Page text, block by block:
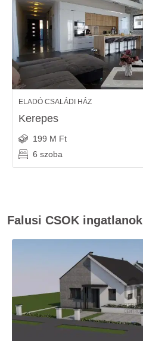
ELADÓ CSALÁDI HÁZ
Kerepes
199 M Ft
6 szoba
Falusi CSOK ingatlanok